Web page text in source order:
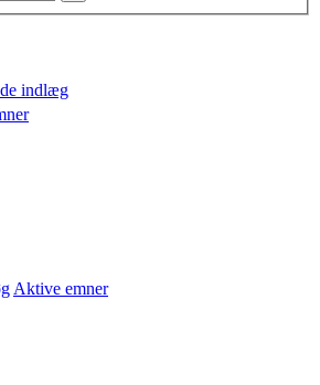
indlæg
Aktive emner